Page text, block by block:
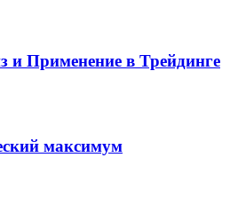
и Применение в Трейдинге
максимум